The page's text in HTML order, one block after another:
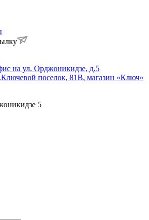
на ул. Орджоникидзе, д.5
поселок, 81В, магазин «Ключ»
5